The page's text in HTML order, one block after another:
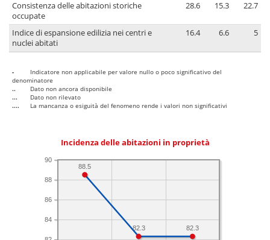
Consistenza delle abitazioni storiche
occupate
28.6 15.3 22.7
Indice di espansione edilizia nei centri e
nuclei abitati
16.4 6.6 5
-
Indicatore non applicabile per valore nullo o poco significativo del
denominatore
..
Dato non ancora disponibile
...
Dato non rilevato
....
La mancanza o esiguità del fenomeno rende i valori non significativi
Incidenza delle abitazioni in proprietà
84
86
88
90
82.3
82.3
88.5